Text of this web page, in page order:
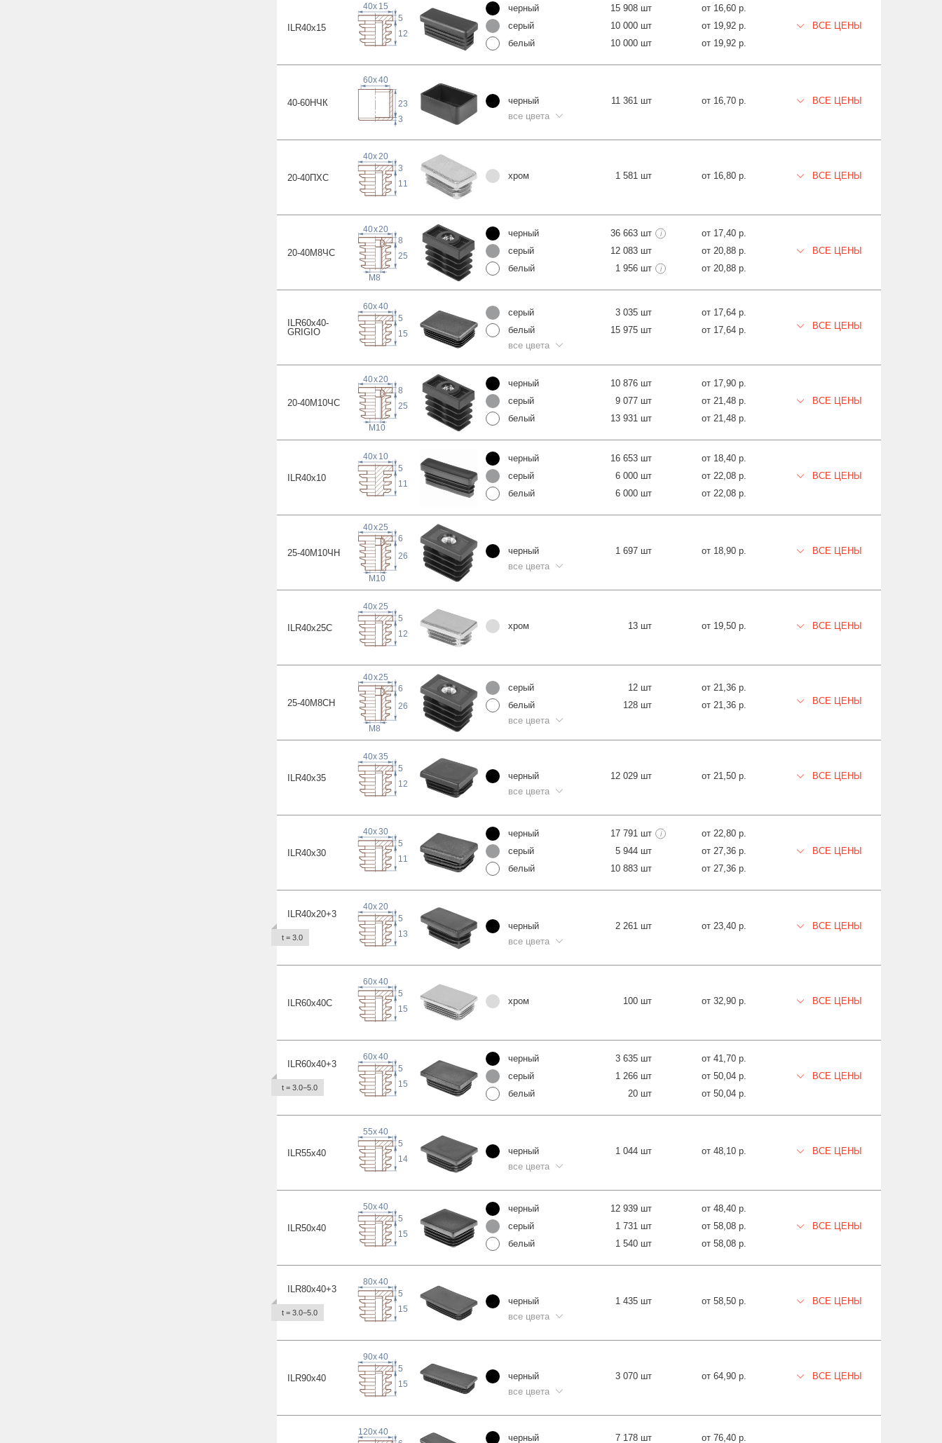
ILR40x15
5
12
15
x
40
черный
серый
белый
15 908 шт
10 000 шт
10 000 шт
от 16,60 р.
от 19,92 р.
от 19,92 р.
ВСЕ ЦЕНЫ
40-60НЧК
23
3
40
x
60
черный
все цвета
11 361 шт от 16,70 р. ВСЕ ЦЕНЫ
20-40ПХС
3
11
20
x
40
хром 1 581 шт от 16,80 р. ВСЕ ЦЕНЫ
20-40М8ЧС
8
25
40 20
x
M8
черный
серый
белый
36 663 шт i
12 083 шт
1 956 шт
i
от 17,40 р.
от 20,88 р.
от 20,88 р.
ВСЕ ЦЕНЫ
ILR60x40-
GRIGIO
5
15
40
x
60
серый
белый
все цвета
3 035 шт
15 975 шт
от 17,64 р.
от 17,64 р.
ВСЕ ЦЕНЫ
20-40М10ЧС
8
25
40 20
x
M10
черный
серый
белый
10 876 шт
9 077 шт
13 931 шт
от 17,90 р.
от 21,48 р.
от 21,48 р.
ВСЕ ЦЕНЫ
ILR40x10
5
11
10
x
40
черный
серый
белый
16 653 шт
6 000 шт
6 000 шт
от 18,40 р.
от 22,08 р.
от 22,08 р.
ВСЕ ЦЕНЫ
25-40М10ЧН
6
26
40 25
x
M10
черный
все цвета
1 697 шт от 18,90 р. ВСЕ ЦЕНЫ
ILR40x25C
5
12
25
x
40
хром 13 шт от 19,50 р. ВСЕ ЦЕНЫ
25-40М8СН
6
26
40 25
x
M8
серый
белый
все цвета
12 шт
128 шт
от 21,36 р.
от 21,36 р.
ВСЕ ЦЕНЫ
ILR40x35
5
12
35
x
40
черный
все цвета
12 029 шт от 21,50 р. ВСЕ ЦЕНЫ
ILR40x30
5
11
30
x
40
черный
серый
белый
17 791 шт i
5 944 шт
10 883 шт
от 22,80 р.
от 27,36 р.
от 27,36 р.
ВСЕ ЦЕНЫ
ILR40x20+3
t = 3.0
5
13
20
x
40
черный
все цвета
2 261 шт от 23,40 р. ВСЕ ЦЕНЫ
ILR60x40C
5
15
40
x
60
хром 100 шт от 32,90 р. ВСЕ ЦЕНЫ
ILR60x40+3
t = 3.0−5.0
5
15
40
x
60
черный
серый
белый
3 635 шт
1 266 шт
20 шт
от 41,70 р.
от 50,04 р.
от 50,04 р.
ВСЕ ЦЕНЫ
ILR55x40
5
14
40
x
55
черный
все цвета
1 044 шт от 48,10 р. ВСЕ ЦЕНЫ
ILR50x40
5
15
40
x
50
черный
серый
белый
12 939 шт
1 731 шт
1 540 шт
от 48,40 р.
от 58,08 р.
от 58,08 р.
ВСЕ ЦЕНЫ
ILR80x40+3
t = 3.0−5.0
5
15
40
x
80
черный
все цвета
1 435 шт от 58,50 р. ВСЕ ЦЕНЫ
ILR90x40
5
15
40
x
90
черный
все цвета
3 070 шт от 64,90 р. ВСЕ ЦЕНЫ
40
x
120
черный 7 178 шт от 76,40 р.